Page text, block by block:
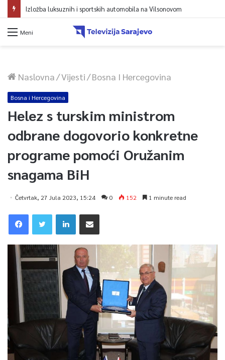
Izložba luksuznih i sportskih automobila na Vilsonovom
Meni
Naslovna/Vijesti/Bosna I Hercegovina
Bosna i Hercegovina
Helez s turskim ministrom
odbrane dogovorio konkretne
programe pomoći Oružanim
snagama BiH
Četvrtak, 27 Jula 2023, 15:24 0 152 1 minute read